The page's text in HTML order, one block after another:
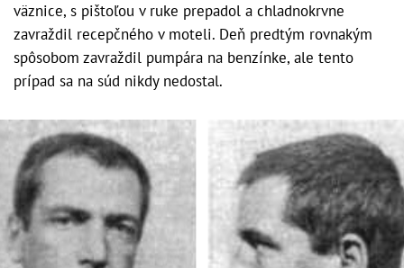
väznice, s pištoľou v ruke prepadol a chladnokrvne
zavraždil recepčného v moteli. Deň predtým rovnakým
spôsobom zavraždil pumpára na benzínke, ale tento
prípad sa na súd nikdy nedostal.